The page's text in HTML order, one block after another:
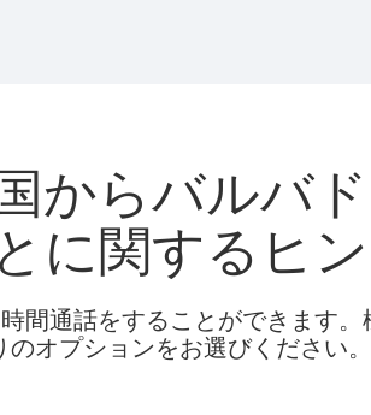
からバルバ
に関するヒ
間通話をすることができます
のオプションをお選びください。